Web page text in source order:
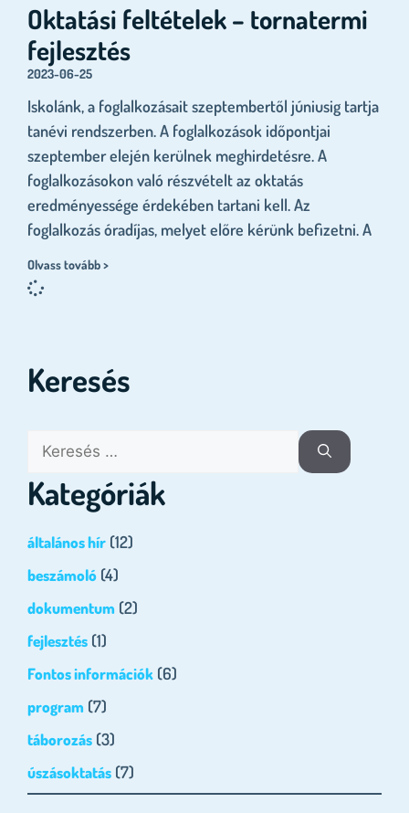
Oktatási feltételek – tornatermi
fejlesztés
2023-06-25
Iskolánk, a foglalkozásait szeptembertől júniusig tartja
tanévi rendszerben. A foglalkozások időpontjai
szeptember elején kerülnek meghirdetésre. A
foglalkozásokon való részvételt az oktatás
eredményessége érdekében tartani kell. Az
foglalkozás óradíjas, melyet előre kérünk befizetni. A
Olvass tovább >
Keresés
Kategóriák
általános hír (12)
beszámoló (4)
dokumentum (2)
fejlesztés (1)
Fontos információk (6)
program (7)
táborozás (3)
úszásoktatás (7)